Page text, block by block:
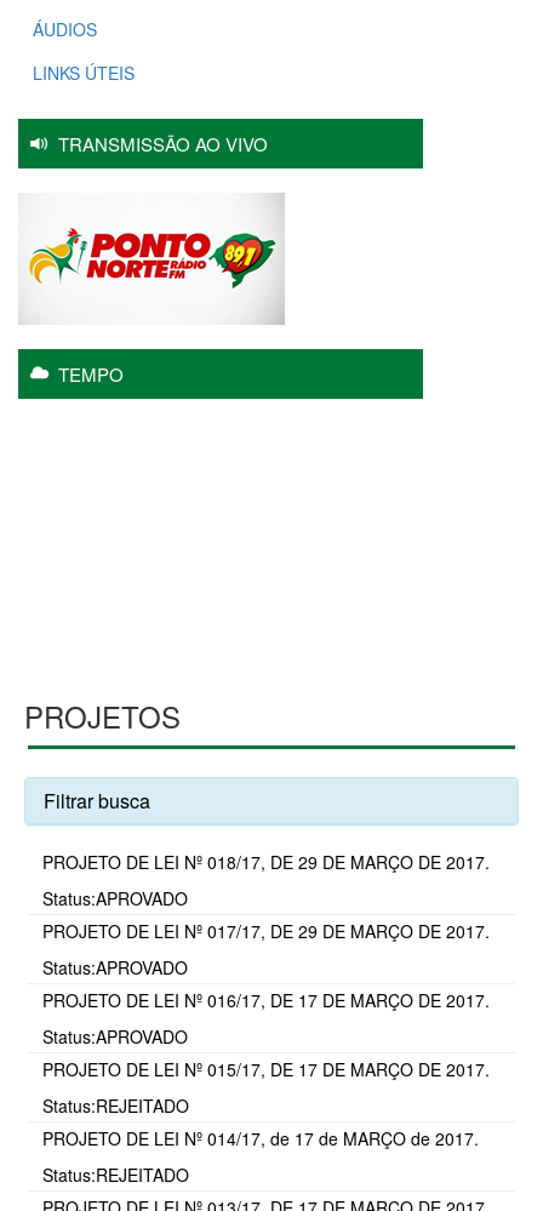
ÁUDIOS
LINKS ÚTEIS
TRANSMISSÃO AO VIVO
TEMPO
PROJETOS
Filtrar busca
PROJETO DE LEI Nº 018/17, DE 29 DE MARÇO DE 2017.
Status:APROVADO
PROJETO DE LEI Nº 017/17, DE 29 DE MARÇO DE 2017.
Status:APROVADO
PROJETO DE LEI Nº 016/17, DE 17 DE MARÇO DE 2017.
Status:APROVADO
PROJETO DE LEI Nº 015/17, DE 17 DE MARÇO DE 2017.
Status:REJEITADO
PROJETO DE LEI Nº 014/17, de 17 de MARÇO de 2017.
Status:REJEITADO